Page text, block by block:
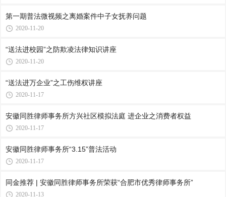
第一期普法微视频之离婚案件中子女抚养问题
2020-11-20
“送法进校园”之防欺凌法律知识讲座
2020-11-20
“送法进万企业”之工伤维权讲座
2020-11-17
安徽同胜律师事务所方兴社区模拟法庭 进企业之消费者权益
2020-11-17
安徽同胜律师事务所“3.15”普法活动
2020-11-17
同金推荐 | 安徽同胜律师事务所荣获“合肥市优秀律师事务所”
2020-11-13